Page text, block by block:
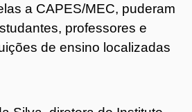
a CAPES/MEC, puderam
professores e
de ensino localizadas